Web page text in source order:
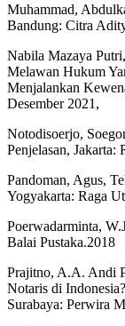
Muhammad,
Bandung: Citra
Nabila Mazaya
Melawan Hukum
Menjalankan
Desember 2021,
Notodisoerjo,
Penjelasan, Jakarta:
Pandoman, Agus,
Yogyakarta: Raga
Poerwadarminta,
Balai Pustaka.2018
Prajitno, A.A. Andi
Notaris di
Surabaya: Perwira